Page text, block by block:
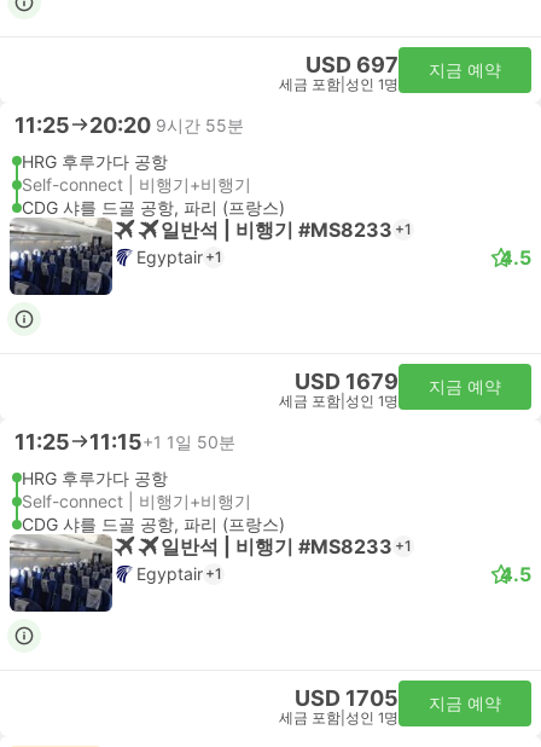
USD 697
세금 포함 성인 1명
지금 예약
11:25 20:20 9시간 55분
HRG 후루가다 공항
Self-connect | 비행기+비행기
CDG 샤를 드골 공항, 파리 (프랑스)
일반석 | 비행기 #MS8233 +1
Egyptair +1 4.5
USD 1679
세금 포함 성인 1명
지금 예약
11:25 11:15+1 1일 50분
HRG 후루가다 공항
Self-connect | 비행기+비행기
CDG 샤를 드골 공항, 파리 (프랑스)
일반석 | 비행기 #MS8233 +1
Egyptair +1 4.5
USD 1705
세금 포함 성인 1명
지금 예약